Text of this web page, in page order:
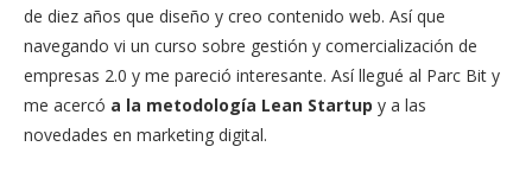
de diez años que diseño y creo contenido web. Así que
navegando vi un curso sobre gestión y comercialización de
empresas 2.0 y me pareció interesante. Así llegué al Parc Bit y
me acercó a la metodología Lean Startup y a las
novedades en marketing digital.